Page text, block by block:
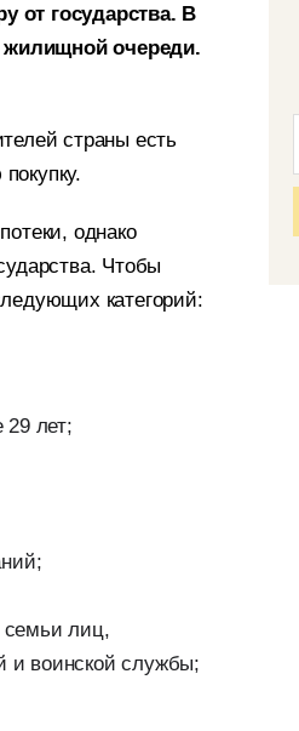
от государства. В
жилищной очереди.
страны есть
однако
Чтобы
категорий:
29 лет;
семьи лиц,
и воинской службы;